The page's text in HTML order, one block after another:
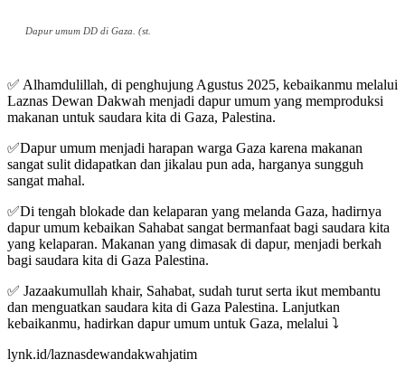
Dapur umum DD di Gaza. (st.
✅ Alhamdulillah, di penghujung Agustus 2025, kebaikanmu melalui
Laznas Dewan Dakwah menjadi dapur umum yang memproduksi
makanan untuk saudara kita di Gaza, Palestina.
✅Dapur umum menjadi harapan warga Gaza karena makanan
sangat sulit didapatkan dan jikalau pun ada, harganya sungguh
sangat mahal.
✅Di tengah blokade dan kelaparan yang melanda Gaza, hadirnya
dapur umum kebaikan Sahabat sangat bermanfaat bagi saudara kita
yang kelaparan. Makanan yang dimasak di dapur, menjadi berkah
bagi saudara kita di Gaza Palestina.
✅ Jazaakumullah khair, Sahabat, sudah turut serta ikut membantu
dan menguatkan saudara kita di Gaza Palestina. Lanjutkan
kebaikanmu, hadirkan dapur umum untuk Gaza, melalui ⤵️
lynk.id/laznasdewandakwahjatim